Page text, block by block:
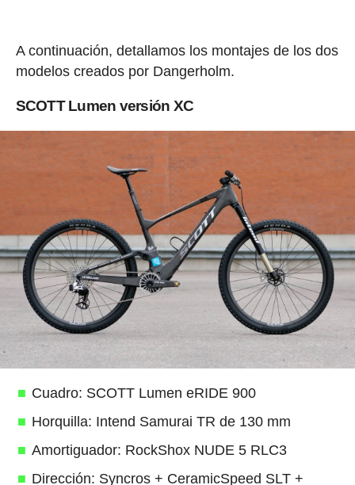
A continuación, detallamos los montajes de los dos
modelos creados por Dangerholm.
SCOTT Lumen versión XC
Cuadro: SCOTT Lumen eRIDE 900
Horquilla: Intend Samurai TR de 130 mm
Amortiguador: RockShox NUDE 5 RLC3
Dirección: Syncros + CeramicSpeed SLT +